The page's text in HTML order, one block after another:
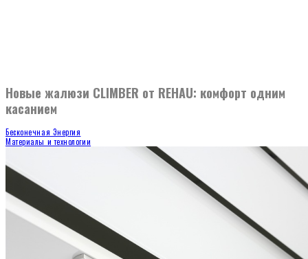
Новые жалюзи CLIMBER от REHAU: комфорт одним
касанием
Бесконечная Энергия
Материалы и технологии